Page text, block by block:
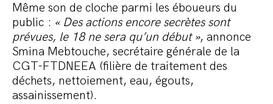
Même son de cloche parmi les éboueurs du
public : « Des actions encore secrètes sont
prévues, le 18 ne sera qu’un début », annonce
Smina Mebtouche, secrétaire générale de la
CGT-FTDNEEA (filière de traitement des
déchets, nettoiement, eau, égouts,
assainissement).